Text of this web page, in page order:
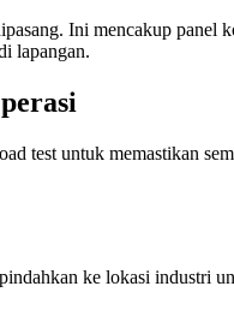
Ini mencakup panel
lapangan.
test untuk memastikan
ke lokasi industri